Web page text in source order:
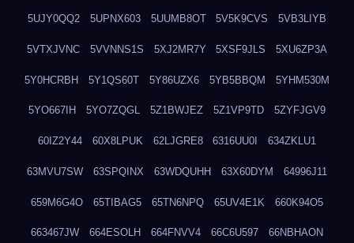
5UJY0QQ2 5UPNX603 5UUMB8OT 5V5K9CVS 5VB3LIYB
5VTXJVNC 5VVNNS1S 5XJ2MR7Y 5XSF9JLS 5XU6ZP3A
5Y0HCRBH 5Y1QS60T 5Y86UZX6 5YB5BBQM 5YHM530M
5YO667IH 5YO7ZQGL 5Z1BWJEZ 5Z1VP9TD 5ZYFJGV9
60IZ2Y44 60X8LPUK 62LJGRE8 6316UU0I 634ZKLU1
63MVU7SW 63SPQINX 63WDQUHH 63X60DYM 64996J11
659M6G4O 65TIBAG5 65TN6NPQ 65UV4E1K 660K94O5
663467JW 664ESOLH 664FNVV4 66C6U597 66NBHAON